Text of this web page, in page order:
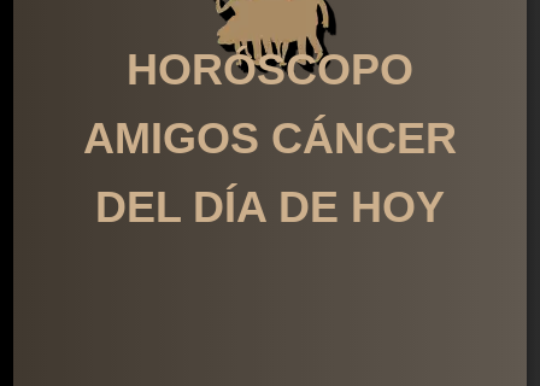
HORÓSCOPO
AMIGOS CÁNCER
DEL DÍA DE HOY